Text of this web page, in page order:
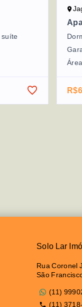
suíte
Solo Lar
Rua Coronel
São
(11)
(11)